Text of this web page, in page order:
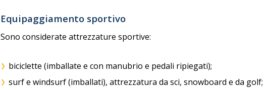
Equipaggiamento sportivo
Sono considerate attrezzature sportive:
biciclette (imballate e con manubrio e pedali ripiegati);
surf e windsurf (imballati), attrezzatura da sci, snowboard e da golf;